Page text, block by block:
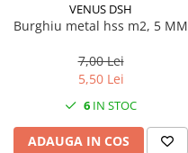
VENUS DSH
Burghiu metal hss m2, 5 MM
7,00 Lei
5,50 Lei
6 IN STOC
ADAUGA IN COS